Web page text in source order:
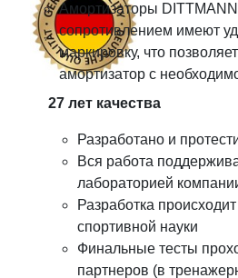
Амортизаторы
сопротивлением имеют
маркировку, что
амортизатор с
27 лет качества
Разработано и
Вся работа
лабораторией
Разработка
спортивной науки
Финальные тесты
партнеров (в